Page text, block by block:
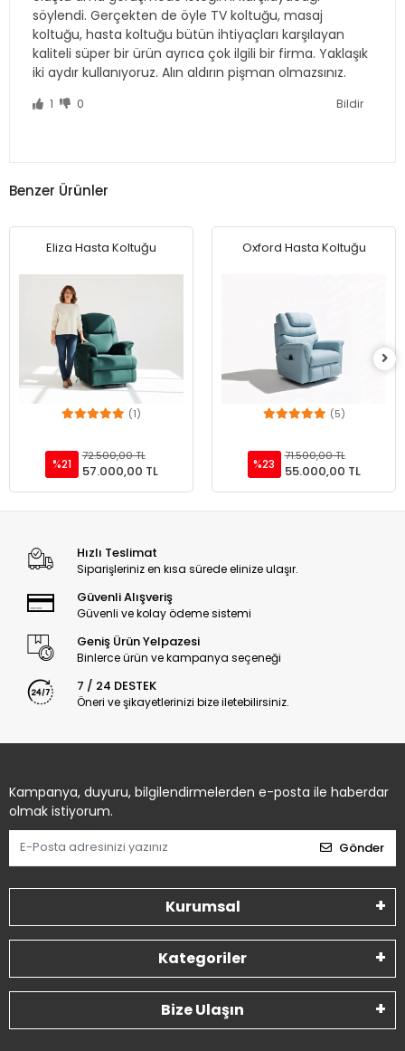
1 0
Benzer Ürünler
Sepete Ekle
%21
72.500,00 TL
57.000,00 TL
Sepete Ekle
71.500,00 TL
55.000,00 TL
Hızlı Teslimat
Geniş Ürün Yelpazesi
Binlerce ürün ve kampanya seçeneği
7 / 24 DESTEK
Öneri ve şikayetlerinizi bize iletebilirsiniz.
Kampanya, duyuru, bilgilendirmelerden e-posta ile haberdar
Bize Ulaşın
Tüm bilgileriniz 256bit SSL Sertifikası ile korunmaktadır.
2022Tüm Hakları Saklıdır